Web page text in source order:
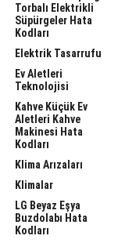
Torbalı Elektrikli
Süpürgeler Hata
Kodları
Elektrik Tasarrufu
Ev Aletleri
Teknolojisi
Kahve Küçük Ev
Aletleri Kahve
Makinesi Hata
Kodları
Klima Arızaları
Klimalar
LG Beyaz Eşya
Buzdolabı Hata
Kodları